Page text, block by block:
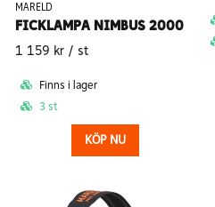
MARELD
FICKLAMPA NIMBUS 2000
1 159 kr / st
Finns i lager
3 st
KÖP NU